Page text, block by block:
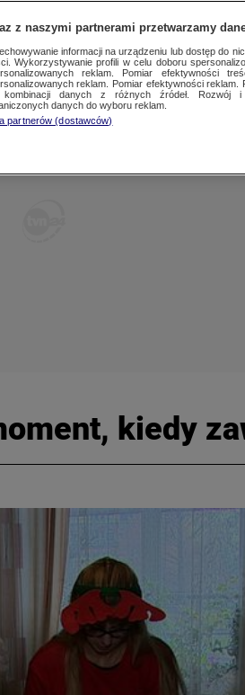
FAKTY O ŚWIECIE
kiedy
z naszymi partnerami przetwarzamy
informacji na urządzeniu lub dostęp do
Wykorzystywanie profili w celu doboru
reklam. Pomiar efektywności
reklam. Pomiar efektywności
kombinacji danych z różnych źródeł. Rozwój i
danych do wyboru reklam.
partnerów (dostawców)